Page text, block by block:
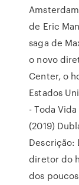
de Eric
saga de
o novo
Center, o
Estados
- Toda
(2019)
Descrição:
diretor do
dos